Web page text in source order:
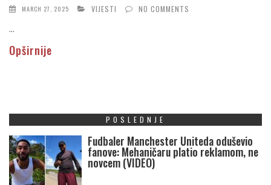
MARCH 27, 2025 VIJESTI NO COMMENTS
...
Opširnije
POSLEDNJE
Fudbaler Manchester Uniteda oduševio
fanove: Mehaničaru platio reklamom, ne
novcem (VIDEO)